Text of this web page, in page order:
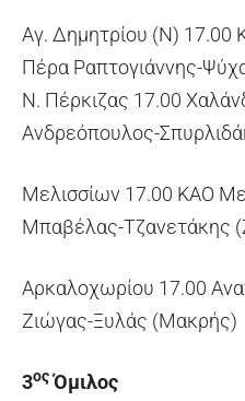
Αγ. Δημητρίου (Ν) 17.00
Πέρα Ραπτογιάννης-
Ν. Πέρκιζας 17.00
Ανδρεόπουλος-
Μελισσίων 17.00 ΚΑΟ
Μπαβέλας-Τζανετάκης
Αρκαλοχωρίου 17.00
Ζιώγας-Ξυλάς (Μακρής)
3οςΌμιλος